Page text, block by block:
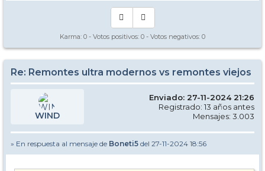
Karma: 0 - Votos positivos: 0 - Votos negativos: 0
Re: Remontes ultra modernos vs remontes viejos
WIND
Enviado: 27-11-2024 21:26
Registrado: 13 años antes
Mensajes: 3.003
» En respuesta al mensaje de Boneti5 del 27-11-2024 18:56